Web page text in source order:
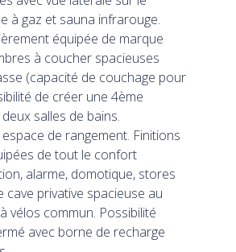
à gaz et sauna infrarouge.
équipée de marque
à coucher spacieuses
(capacité de couchage pour
de créer une 4ème
salles de bains.
de rangement. Finitions
de tout le confort
alarme, domotique, stores
cave privative spacieuse au
vélos commun. Possibilité
avec borne de recharge